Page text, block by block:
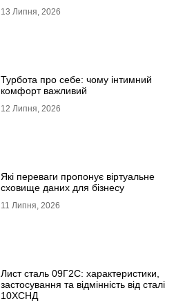
13 Липня, 2026
Турбота про себе: чому інтимний
комфорт важливий
12 Липня, 2026
Які переваги пропонує віртуальне
сховище даних для бізнесу
11 Липня, 2026
Лист сталь 09Г2С: характеристики,
застосування та відмінність від сталі
10ХСНД